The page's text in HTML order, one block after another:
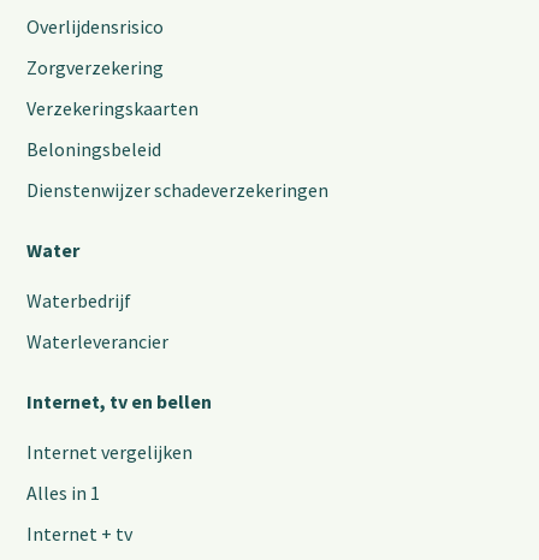
Overlijdensrisico
Zorgverzekering
Verzekeringskaarten
Beloningsbeleid
Dienstenwijzer schadeverzekeringen
Water
Waterbedrijf
Waterleverancier
Internet, tv en bellen
Internet vergelijken
Alles in 1
Internet + tv